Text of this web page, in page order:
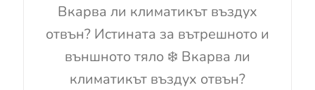
Вкарва ли климатикът въздух
отвън? Истината за вътрешното и
външното тяло ❄️ Вкарва ли
климатикът въздух отвън?